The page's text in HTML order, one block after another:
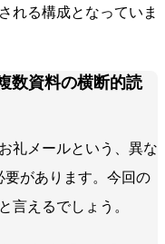
れる構成となっていま
数資料の横断的読
礼メールという、異な
要があります。今回の
言えるでしょう。